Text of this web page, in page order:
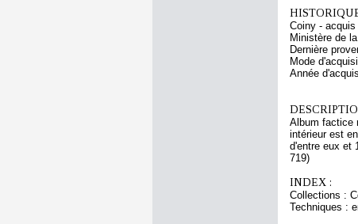
Coiny -
Ministère de
Dernière
Mode
Année
Album factice
intérieur est
d'entre eux et
719)
INDEX :
Collections :
Techniques :